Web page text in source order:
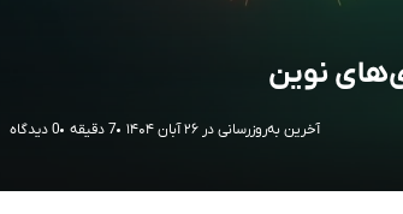
نوین
آخرین به‌روزرسانی در ۲۶ آبان ۱۴۰۴ 7 دقیقه 0 دیدگاه